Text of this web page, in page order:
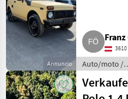
Annuncio
Auto/moto /
Berline